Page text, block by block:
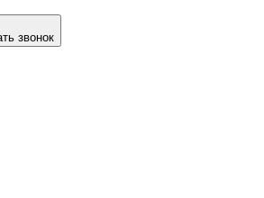
звонок